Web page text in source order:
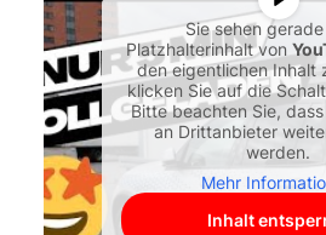
Sie sehen
Platzhalterinhalt von
den eigentlichen Inhalt
klicken Sie auf die
Bitte beachten Sie,
an Drittanbieter
werden.
Mehr
Inhalt